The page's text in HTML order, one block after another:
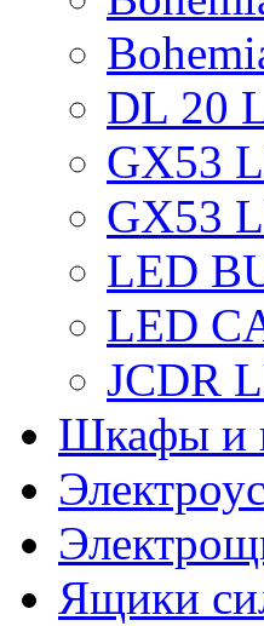
DL 20
GX53
GX53
LED
LED
JCDR
Шкафы и
Ящики